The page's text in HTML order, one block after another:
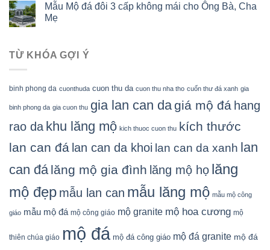
Mẫu Mộ đá đôi 3 cấp không mái cho Ông Bà, Cha
Mẹ
TỪ KHÓA GỢI Ý
binh phong da cuonthuda cuon thu da cuon thu nha tho cuốn thư đá xanh gia
binh phong da gia cuon thu gia lan can dagiá mộ đá hang
rao da khu lăng mộ kich thuoc cuon thu kích thước
lan can đá lan can da khoi lan can da xanh lan
can đá lăng mộ gia đình lăng mộ họ lăng
mộ đẹp mẫu lan can mẫu lăng mộ mẫu mộ công
giáo mẫu mộ đá mộ công giáo mộ granite mộ hoa cương mộ
thiên chúa giáo mộ đá mộ đá công giáo mộ đá granite mộ đá